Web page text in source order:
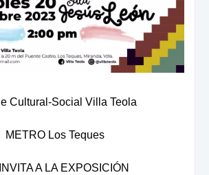
Cultural-Social Villa Teola
METRO Los Teques
A LA EXPOSICIÓN